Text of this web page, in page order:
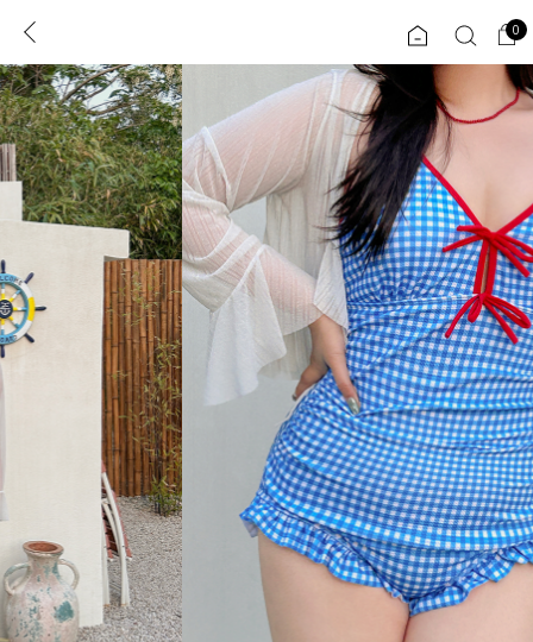
로그인 0
ENG
TW
JP
콘텐츠 리뷰 & 혜택 플러스핏 회원혜택
CATEGORY COMMUNITY
도착보장⚡
인플루언서 pick!
세트할인 ~30%
하객룩
ALL
익스클루시브
아우터
티셔츠
니트
블라우스
0